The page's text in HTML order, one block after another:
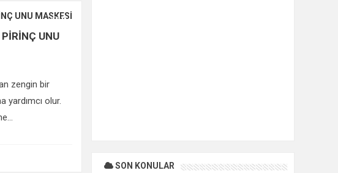
0
UNU
zengin bir
yardımcı olur.
SON KONULAR